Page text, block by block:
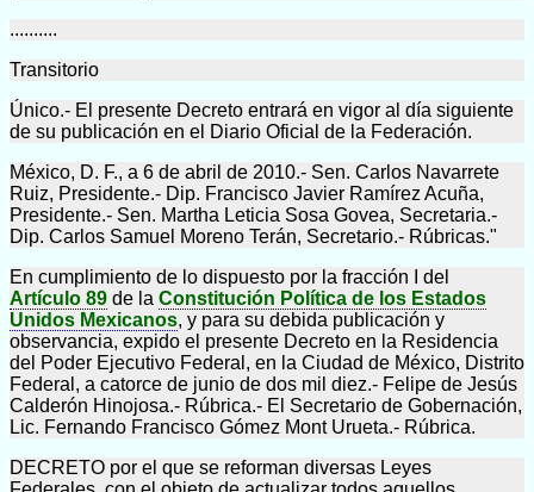
..........
Transitorio
Único.- El presente Decreto entrará en vigor al día siguiente
de su publicación en el Diario Oficial de la Federación.
México, D. F., a 6 de abril de 2010.- Sen. Carlos Navarrete
Ruiz, Presidente.- Dip. Francisco Javier Ramírez Acuña,
Presidente.- Sen. Martha Leticia Sosa Govea, Secretaria.-
Dip. Carlos Samuel Moreno Terán, Secretario.- Rúbricas."
En cumplimiento de lo dispuesto por la fracción I del
Artículo 89 de la Constitución Política de los Estados
Unidos Mexicanos, y para su debida publicación y
observancia, expido el presente Decreto en la Residencia
del Poder Ejecutivo Federal, en la Ciudad de México, Distrito
Federal, a catorce de junio de dos mil diez.- Felipe de Jesús
Calderón Hinojosa.- Rúbrica.- El Secretario de Gobernación,
Lic. Fernando Francisco Gómez Mont Urueta.- Rúbrica.
DECRETO por el que se reforman diversas Leyes